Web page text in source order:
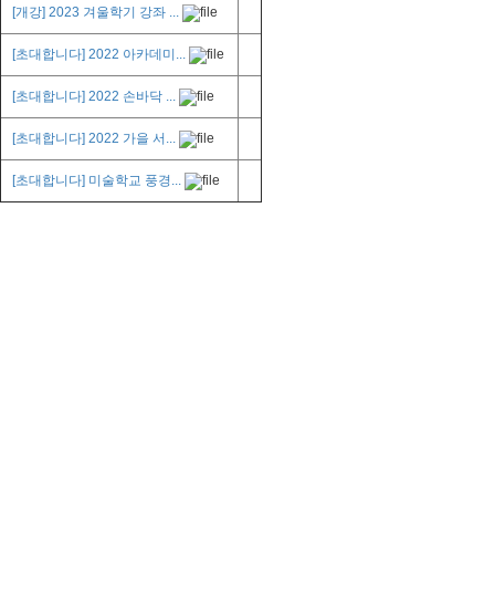
[개강] 2023 겨울학기 강좌 ...
[초대합니다] 2022 아카데미...
[초대합니다] 2022 손바닥 ...
[초대합니다] 2022 가을 서...
[초대합니다] 미술학교 풍경...